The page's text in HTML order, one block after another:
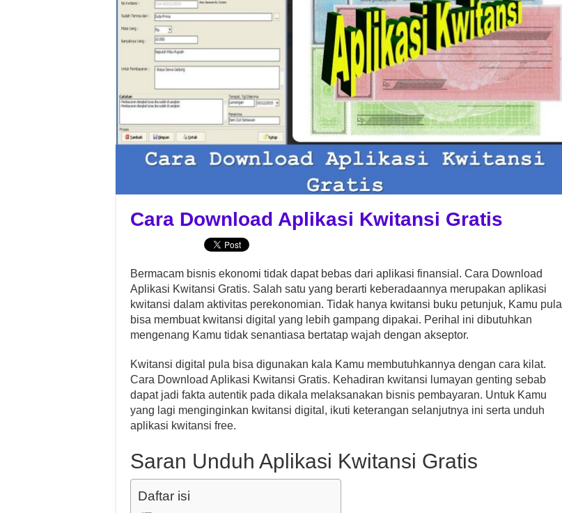
Cara Download Aplikasi Kwitansi Gratis
Bermacam bisnis ekonomi tidak dapat bebas dari aplikasi finansial. Cara Download
Aplikasi Kwitansi Gratis. Salah satu yang berarti keberadaannya merupakan aplikasi
kwitansi dalam aktivitas perekonomian. Tidak hanya kwitansi buku petunjuk, Kamu pula
bisa membuat kwitansi digital yang lebih gampang dipakai. Perihal ini dibutuhkan
mengenang Kamu tidak senantiasa bertatap wajah dengan akseptor.
Kwitansi digital pula bisa digunakan kala Kamu membutuhkannya dengan cara kilat.
Cara Download Aplikasi Kwitansi Gratis. Kehadiran kwitansi lumayan genting sebab
dapat jadi fakta autentik pada dikala melaksanakan bisnis pembayaran. Untuk Kamu
yang lagi menginginkan kwitansi digital, ikuti keterangan selanjutnya ini serta unduh
aplikasi kwitansi free.
Saran Unduh Aplikasi Kwitansi Gratis
Daftar isi